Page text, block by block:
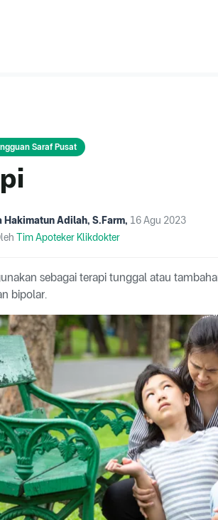
Saraf Pusat
Hakimatun Adilah, S.Farm, 16 Agu 2023
Tim Apoteker Klikdokter
sebagai terapi tunggal atau
bipolar.